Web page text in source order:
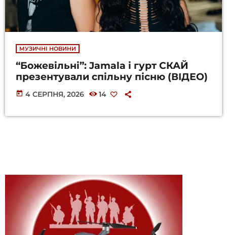
МУЗИЧНІ НОВИНИ
“Божевільні”: Jamala і гурт СКАЙ
презентували спільну пісню (ВІДЕО)
today 4 СЕРПНЯ, 2026 14